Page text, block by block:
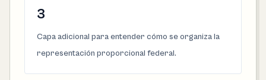
3
Capa adicional para entender cómo se organiza la
representación proporcional federal.